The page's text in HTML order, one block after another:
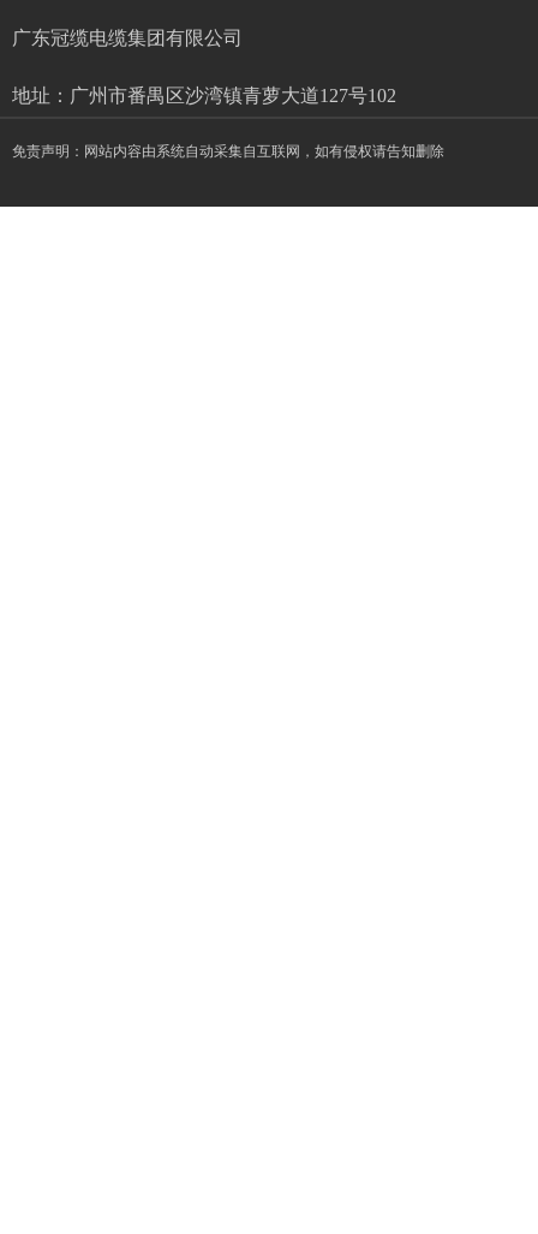
广东冠缆电缆集团有限公司
地址：广州市番禺区沙湾镇青萝大道127号102
免责声明：网站内容由系统自动采集自互联网，如有侵权请告知删除